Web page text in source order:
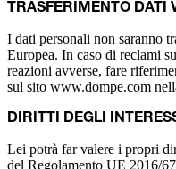
TRASFERIMENTO DATI
I dati personali non saranno
Europea. In caso di reclami
reazioni avverse, fare
sul sito www.dompe.com
DIRITTI DEGLI
Lei potrà far valere i propri
del Regolamento UE 2016/